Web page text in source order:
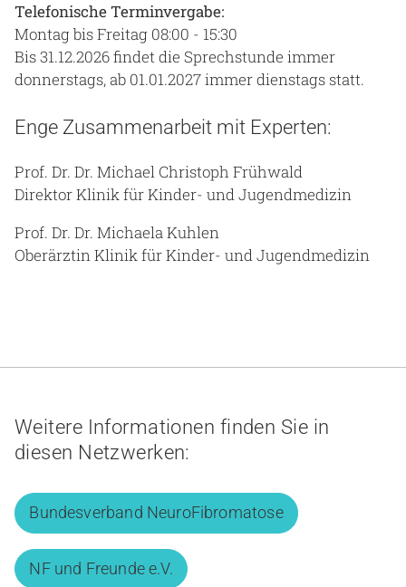
Telefonische Terminvergabe:
Montag bis Freitag 08:00 - 15:30
Bis 31.12.2026 findet die Sprechstunde immer
donnerstags, ab 01.01.2027 immer dienstags statt.
Enge Zusammenarbeit mit Experten:
Prof. Dr. Dr. Michael Christoph Frühwald
Direktor Klinik für Kinder- und Jugendmedizin
Prof. Dr. Dr. Michaela Kuhlen
Oberärztin Klinik für Kinder- und Jugendmedizin
Weitere Informationen finden Sie in
diesen Netzwerken:
Bundesverband NeuroFibromatose
NF und Freunde e.V.